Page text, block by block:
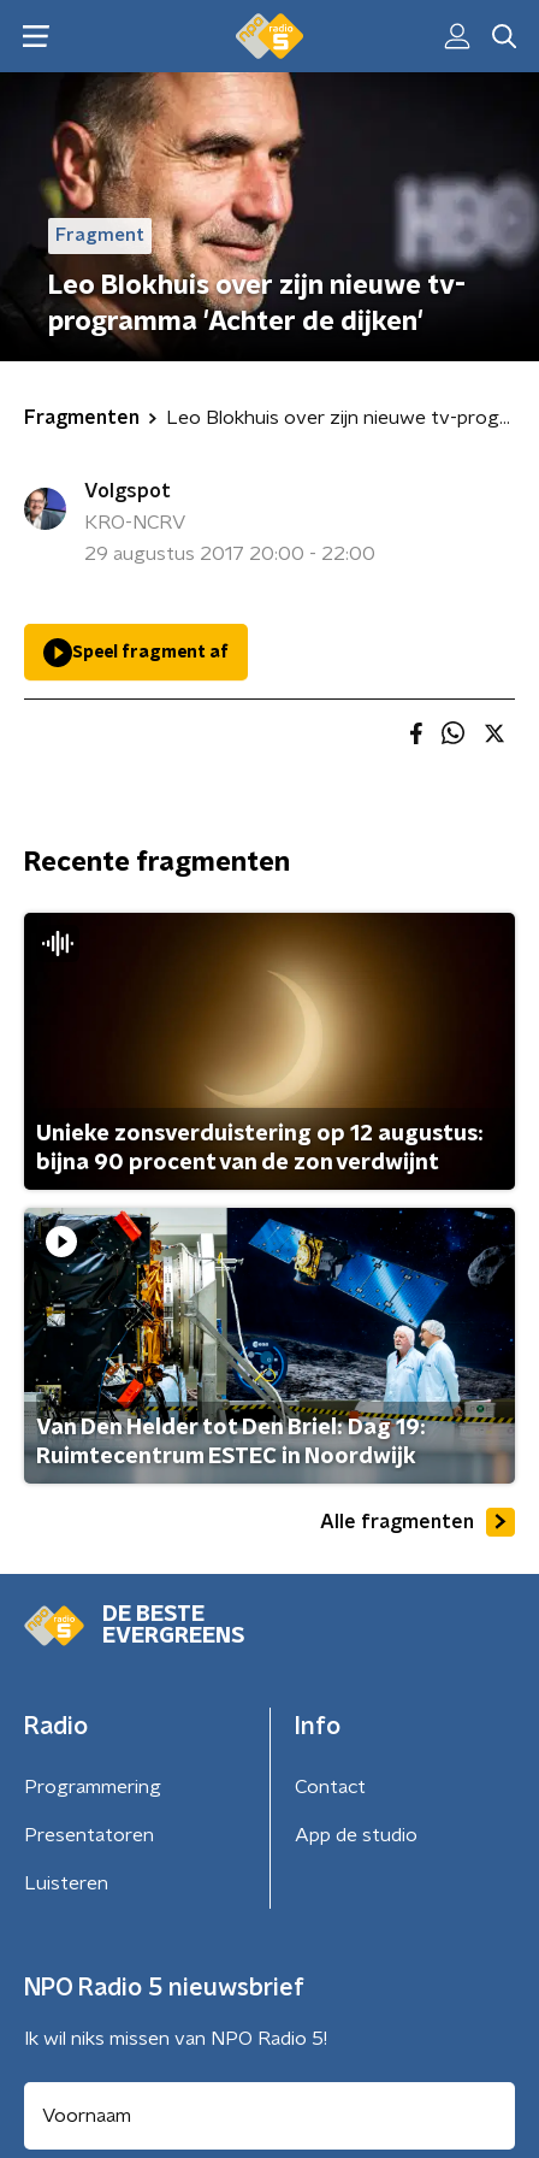
Fragment
Leo Blokhuis over zijn nieuwe tv-
programma 'Achter de dijken'
Fragmenten Leo Blokhuis over zijn nieuwe tv-programma 'Achter de dijken'
Volgspot
KRO-NCRV
29 augustus 2017 20:00 - 22:00
Speel fragment af
Recente fragmenten
Unieke zonsverduistering op 12 augustus:
bijna 90 procent van de zon verdwijnt
Van Den Helder tot Den Briel: Dag 19:
Ruimtecentrum ESTEC in Noordwijk
Alle fragmenten
DE BESTE
EVERGREENS
Radio
Programmering
Presentatoren
Luisteren
Info
Contact
App de studio
NPO Radio 5 nieuwsbrief
Ik wil niks missen van NPO Radio 5!